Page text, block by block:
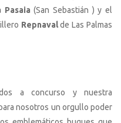
Pasaia (San Sebastián ) y el
Repnavalde Las Palmas
a concurso y nuestra
nosotros un orgullo poder